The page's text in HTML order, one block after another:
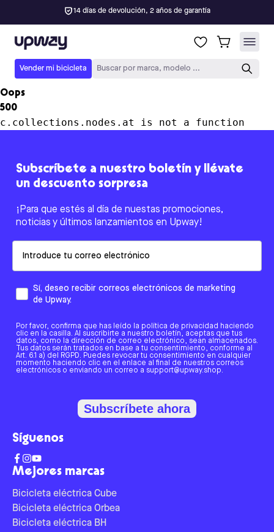
14 días de devolución, 2 años de garantía
Upway
Vender mi bicicleta Buscar por marca, modelo ...
Oops
500
c.collections.nodes.at is not a function
Mejores marcas
Bicicleta eléctrica Cube
Bicicleta eléctrica Orbea
Bicicleta eléctrica BH
Subscríbete a nuestro boletín y llévate
un descuento sorpresa
¡Para que estés al día de nuestas promociones,
noticias y últimos lanzamientos en Upway!
Sí, deseo recibir correos electrónicos de marketing
de Upway.
Por favor, confirma que has leído la política de privacidad haciendo
clic en la casilla. Al suscribirte a nuestro boletín, aceptas que tus
datos, como la dirección de correo electrónico, sean almacenados.
Tus datos serán tratados en base a tu consentimiento, conforme al
Art. 6.1 a) del RGPD. Puedes revocar tu consentimiento en cualquier
momento haciendo clic en el enlace al final de nuestros correos
electrónicos o enviando un correo a support@upway.shop.
Subscríbete ahora
Síguenos